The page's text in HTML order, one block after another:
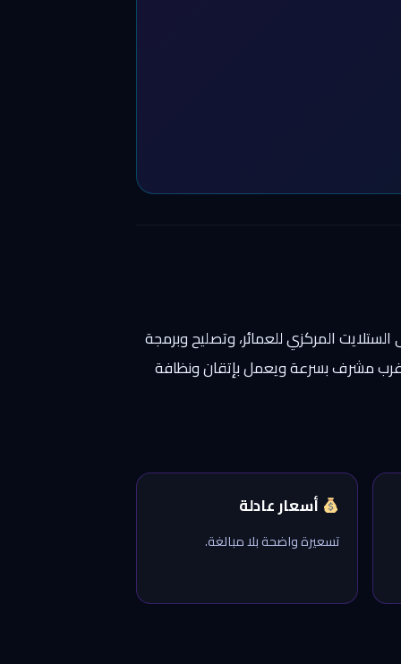
المركزي للعمائر، وتصليح وبرمجة
غرب مشرف بسرعة ويعمل بإتقان ونظافة
أسعار عادلة
تسعيرة واضحة بلا مبالغة.